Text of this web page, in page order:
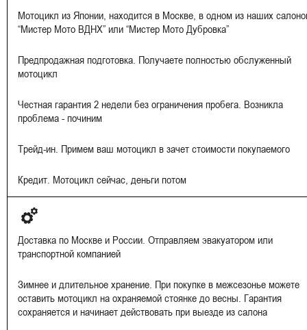
Мотоцикл из Японии, находится в Москве, в одном из наших
“Мистер Мото ВДНХ” или “Мистер Мото Дубровка”
Предпродажная подготовка. Получаете полностью обслуженный
мотоцикл
Честная гарантия 2 недели без ограничения пробега. Возникла
проблема - починим
Трейд-ин. Примем ваш мотоцикл в зачет стоимости покупаемого
Кредит. Мотоцикл сейчас, деньги потом
Доставка по Москве и России. Отправляем эвакуатором или
транспортной компанией
Зимнее и длительное хранение. При покупке в межсезонье можете
оставить мотоцикл на охраняемой стоянке до весны. Гарантия
сохраняется и начинает действовать при выезде из салона